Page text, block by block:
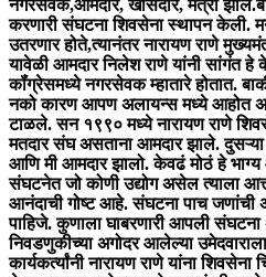
नगरसेवक,आमदार, खासदार, मंत्री
करणारी संघटना शिवसेना स्थापन केली.
उतरणार होते,त्यानंतर नारायण राणे
यावेळी आमदार निलेश राणे यांनी सांगंत
कॉंग्रेसमध्ये नगरसेवक म्हातारे होतात.
नको कारण आपण अलायन्स मध्ये आहोत
टाळले. सन १९९० मध्ये नारायण राणे
मतदार संघ असताना आमदार झाले.
आणि मी आमदार झालो. केवढं मोठं हे
संघटनेत जो कोणी उद्योग असेल त्याला
आनंदाची गोष्ट आहे. संघटना पाच जणांची
पाहिजे. कुणाला घाबरणारी आपली
निवडणुकीच्या अगोदर आलेल्या
कार्यकर्त्यांनी नारायण राणे यांना